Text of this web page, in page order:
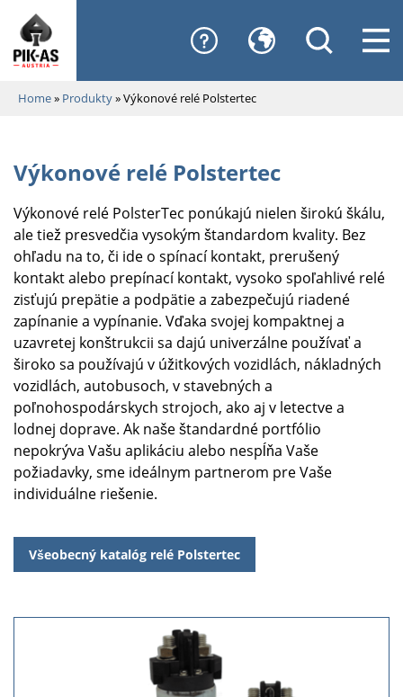
Home» Produkty»Výkonové relé Polstertec
Výkonové relé Polstertec
Výkonové relé PolsterTec ponúkajú nielen širokú škálu,
ale tiež presvedčia vysokým štandardom kvality. Bez
ohľadu na to, či ide o spínací kontakt, prerušený
kontakt alebo prepínací kontakt, vysoko spoľahlivé relé
zisťujú prepätie a podpätie a zabezpečujú riadené
zapínanie a vypínanie. Vďaka svojej kompaktnej a
uzavretej konštrukcii sa dajú univerzálne používať a
široko sa používajú v úžitkových vozidlách, nákladných
vozidlách, autobusoch, v stavebných a
poľnohospodárskych strojoch, ako aj v letectve a
lodnej doprave. Ak naše štandardné portfólio
nepokrýva Vašu aplikáciu alebo nespĺňa Vaše
požiadavky, sme ideálnym partnerom pre Vaše
individuálne riešenie.
Všeobecný katalóg relé Polstertec